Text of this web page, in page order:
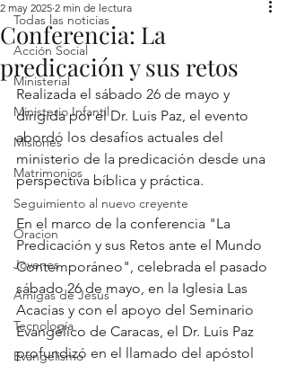
Todas las noticias
Acción Social
Ministerial
Ministerio Infantil
Misiones
Matrimonios
Seguimiento al nuevo creyente
Oracion
Jovenes
Amigas de Jesus
Tecnología
Evangelismo
Conferencia: La
predicación y sus retos
2 may 2025 2 min de lectura
Realizada el sábado 26 de mayo y
dirigida por el Dr. Luis Paz, el evento
abordó los desafíos actuales del
ministerio de la predicación desde una
perspectiva bíblica y práctica.
En el marco de la conferencia "La
Predicación y sus Retos ante el Mundo
Contemporáneo", celebrada el pasado
sábado 26 de mayo, en la Iglesia Las
Acacias y con el apoyo del Seminario
Evangélico de Caracas, el Dr. Luis Paz
profundizó en el llamado del apóstol